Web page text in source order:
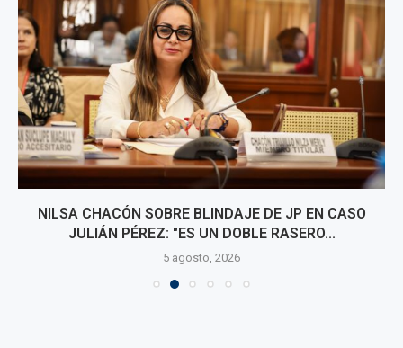
NILSA CHACÓN SOBRE BLINDAJE DE JP EN CASO
JULIÁN PÉREZ: "ES UN DOBLE RASERO...
5 agosto, 2026